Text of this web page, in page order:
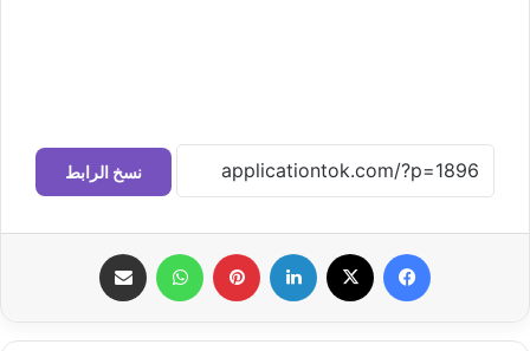
نسخ الرابط
فيسبوك لينكدإن بينتيريست واتساب